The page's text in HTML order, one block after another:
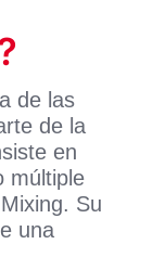
de las
de la
en
múltiple
Su
una